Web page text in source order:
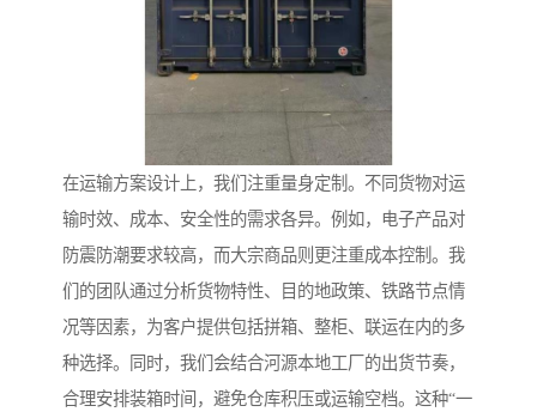
在运输方案设计上，我们注重量身定制。不同货物对运
输时效、成本、安全性的需求各异。例如，电子产品对
防震防潮要求较高，而大宗商品则更注重成本控制。我
们的团队通过分析货物特性、目的地政策、铁路节点情
况等因素，为客户提供包括拼箱、整柜、联运在内的多
种选择。同时，我们会结合河源本地工厂的出货节奏，
合理安排装箱时间，避免仓库积压或运输空档。这种“一